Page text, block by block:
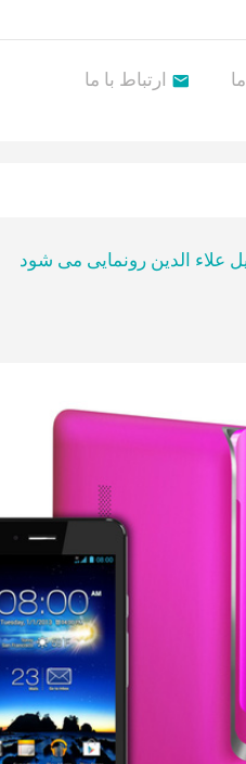
ارتباط با ما
علاء الدین رونمایی می شود